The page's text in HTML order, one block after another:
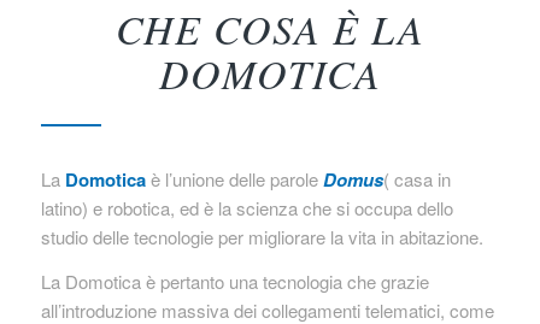
CHE COSA È LA
DOMOTICA
La Domoticaè l’unione delle paroleDomus( casa in
latino) e robotica, ed è la scienza che si occupa dello
studio delle tecnologie per migliorare la vita in abitazione.
La Domotica è pertanto una tecnologia che grazie
all’introduzione massiva dei collegamenti telematici, come